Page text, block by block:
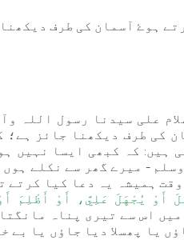
ہوۓ آسمان کی طرف
علی سیدنا رسول اللہ
کی طرف دیکھنا جائز
ہیں: کہ کبھی ایسا نہیں
- میرے گھر سے نکلے
ہمیشہ یہ دعا کیا کرتے
أَوْ يُجْهَلَ عَلِيَّ، أَوْ أَظْلِمَ
اس سے تیری پناہ
یا پھسلا دیا جاؤں یا بے